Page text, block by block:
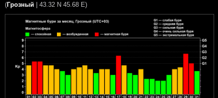
(Грозный | 43.32 N 45.68 E)